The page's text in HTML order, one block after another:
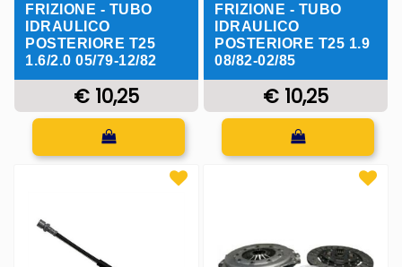
FRIZIONE - TUBO
IDRAULICO
POSTERIORE T25
1.6/2.0 05/79-12/82
€ 10,25
Quantità
FRIZIONE - TUBO
IDRAULICO
POSTERIORE T25 1.9
08/82-02/85
€ 10,25
Quantità